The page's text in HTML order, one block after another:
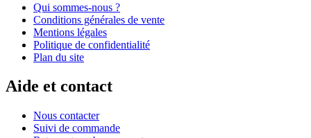
Qui sommes-nous ?
Conditions générales de vente
Mentions légales
Politique de confidentialité
Plan du site
Aide et contact
Nous contacter
Suivi de commande